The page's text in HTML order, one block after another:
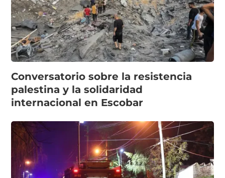
Conversatorio sobre la resistencia
palestina y la solidaridad
internacional en Escobar